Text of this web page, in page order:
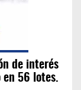
de interés
56 lotes.